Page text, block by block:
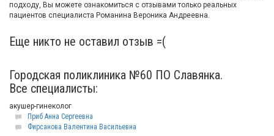
подходу, Вы можете ознакомиться с отзывами только реальных
пациентов специалиста Романина Вероника Андреевна.
Еще никто не оставил отзыв =(
Городская поликлиника №60 ПО Славянка.
Все специалисты:
акушер-гинеколог
Приб Анна Сергеевна
Фирсанова Валентина Васильевна